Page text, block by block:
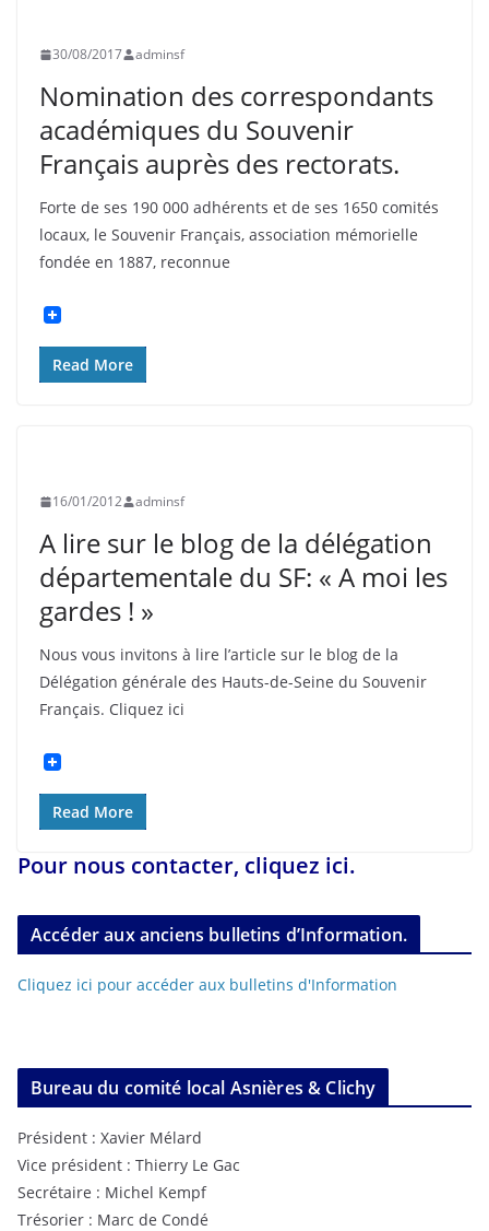
30/08/2017 adminsf
Nomination des correspondants
académiques du Souvenir
Français auprès des rectorats.
Forte de ses 190 000 adhérents et de ses 1650 comités
locaux, le Souvenir Français, association mémorielle
fondée en 1887, reconnue
Read More
16/01/2012 adminsf
A lire sur le blog de la délégation
départementale du SF: « A moi les
gardes ! »
Nous vous invitons à lire l’article sur le blog de la
Délégation générale des Hauts-de-Seine du Souvenir
Français. Cliquez ici
Read More
Pour nous contacter, cliquez ici.
Accéder aux anciens bulletins d’Information.
Cliquez ici pour accéder aux bulletins d'Information
Bureau du comité local Asnières & Clichy
Président : Xavier Mélard
Vice président : Thierry Le Gac
Secrétaire : Michel Kempf
Trésorier : Marc de Condé